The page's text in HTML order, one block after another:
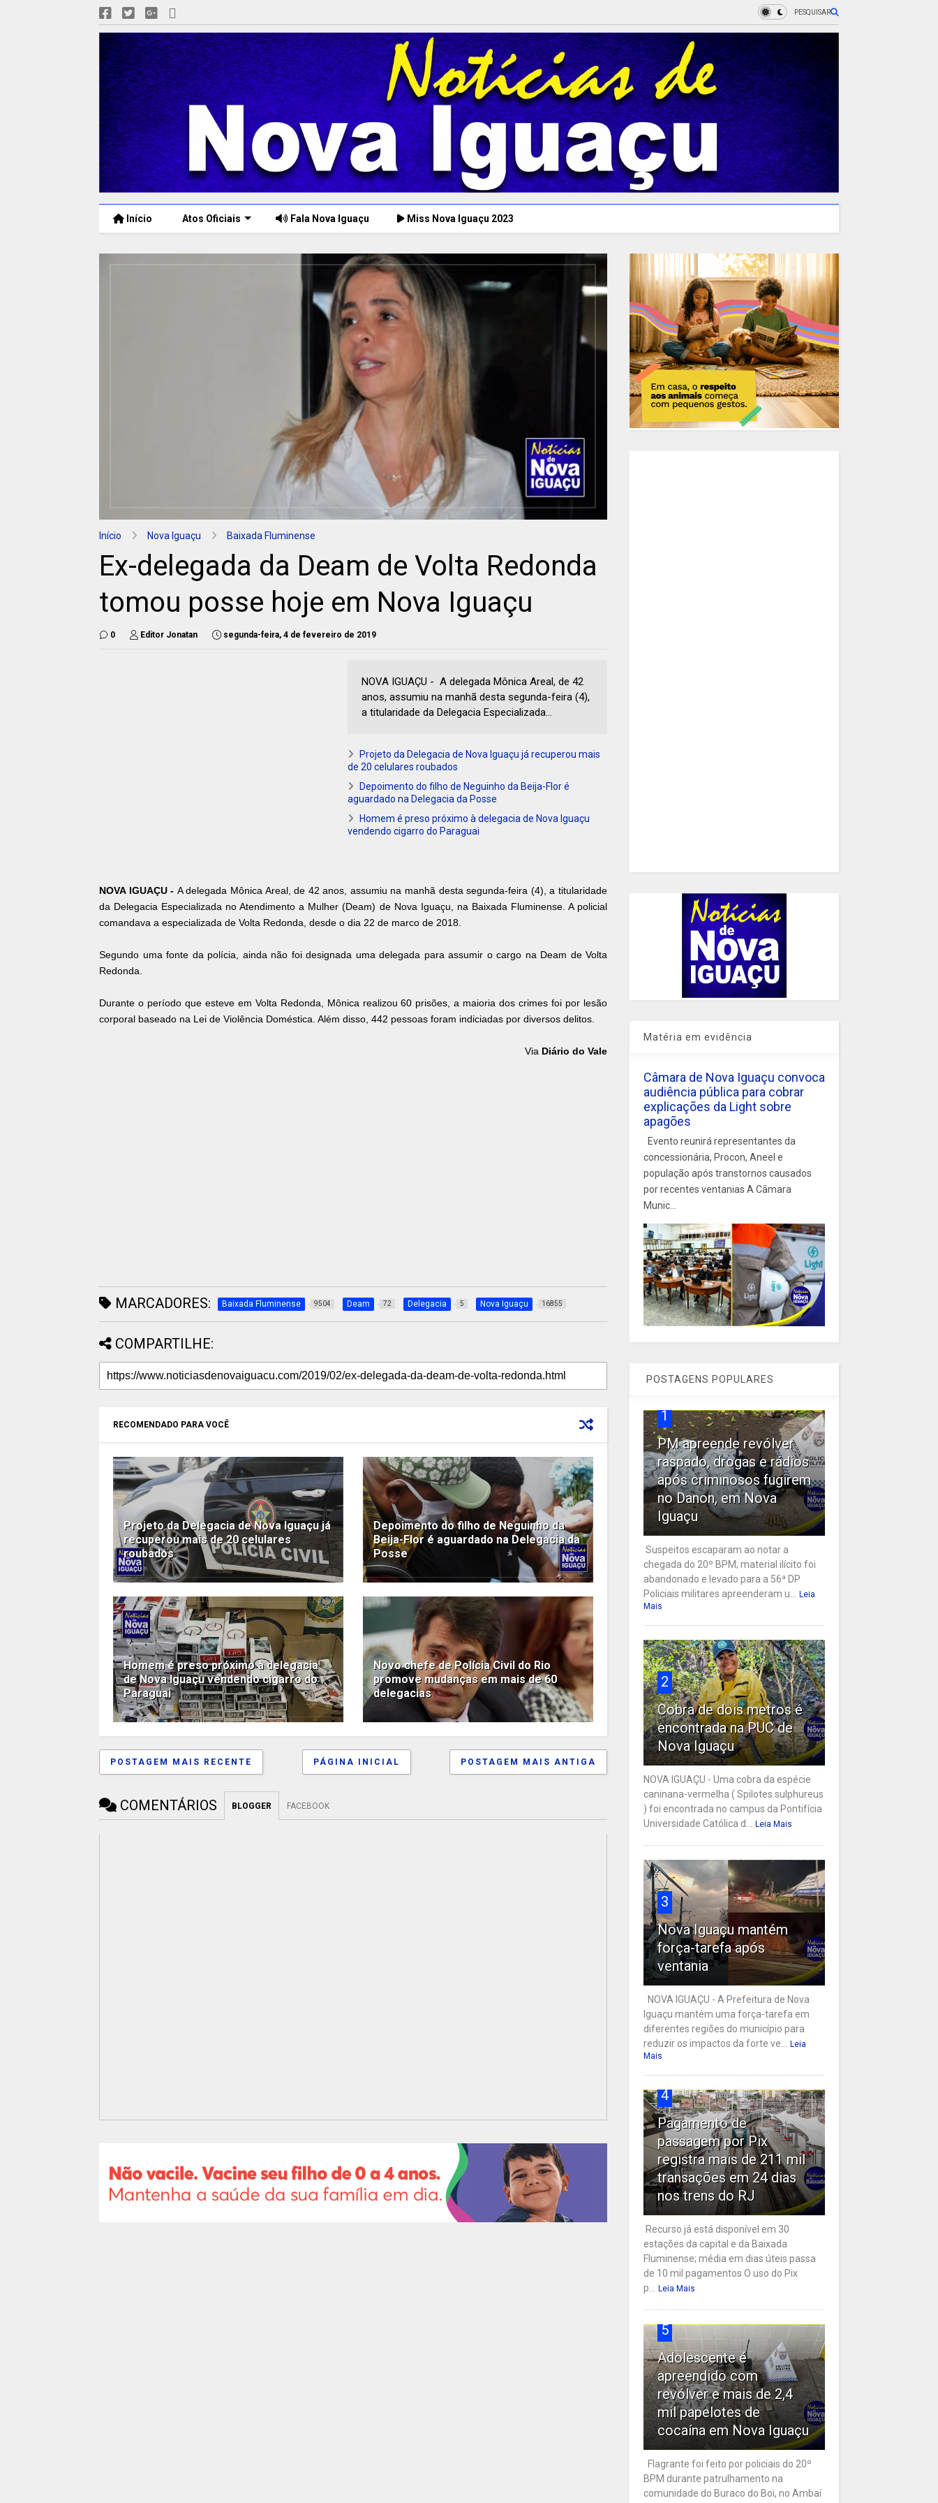
PESQUISAR
Início Atos Oficiais Fala Nova Iguaçu Miss Nova Iguaçu 2023
Início Nova Iguaçu Baixada Fluminense
Ex-delegada da Deam de Volta Redonda
tomou posse hoje em Nova Iguaçu
0 Editor Jonatan segunda-feira, 4 de fevereiro de 2019
NOVA IGUAÇU - A delegada Mônica Areal, de 42
anos, assumiu na manhã desta segunda-feira (4),
a titularidade da Delegacia Especializada...
Projeto da Delegacia de Nova Iguaçu já recuperou mais
de 20 celulares roubados
Depoimento do filho de Neguinho da Beija-Flor é
aguardado na Delegacia da Posse
Homem é preso próximo à delegacia de Nova Iguaçu
vendendo cigarro do Paraguai
NOVA IGUAÇU - A delegada Mônica Areal, de 42 anos, assumiu na manhã desta segunda-feira (4), a titularidade
da Delegacia Especializada no Atendimento a Mulher (Deam) de Nova Iguaçu, na Baixada Fluminense. A policial
comandava a especializada de Volta Redonda, desde o dia 22 de marco de 2018.
Segundo uma fonte da polícia, ainda não foi designada uma delegada para assumir o cargo na Deam de Volta
Redonda.
Durante o período que esteve em Volta Redonda, Mônica realizou 60 prisões, a maioria dos crimes foi por lesão
corporal baseado na Lei de Violência Doméstica. Além disso, 442 pessoas foram indiciadas por diversos delitos.
Via Diário do Vale
MARCADORES: Baixada Fluminense 9504 Deam 72 Delegacia 5 Nova Iguaçu 16855
COMPARTILHE:
RECOMENDADO PARA VOCÊ
Projeto da Delegacia de Nova Iguaçu já
recuperou mais de 20 celulares
roubados
Depoimento do filho de Neguinho da
Beija-Flor é aguardado na Delegacia da
Posse
Homem é preso próximo à delegacia
de Nova Iguaçu vendendo cigarro do
Paraguai
Novo chefe de Polícia Civil do Rio
promove mudanças em mais de 60
delegacias
POSTAGEM MAIS RECENTE POSTAGEM MAIS ANTIGA
PÁGINA INICIAL
COMENTÁRIOS BLOGGER FACEBOOK
Matéria em evidência
Câmara de Nova Iguaçu convoca
audiência pública para cobrar
explicações da Light sobre
apagões
Evento reunirá representantes da
concessionária, Procon, Aneel e
população após transtornos causados
por recentes ventanias A Câmara
Munic...
POSTAGENS POPULARES
1
PM apreende revólver
raspado, drogas e rádios
após criminosos fugirem
no Danon, em Nova
Iguaçu
Suspeitos escaparam ao notar a
chegada do 20º BPM; material ilícito foi
abandonado e levado para a 56ª DP
Policiais militares apreenderam u...
Leia
Mais
2
Cobra de dois metros é
encontrada na PUC de
Nova Iguaçu
NOVA IGUAÇU - Uma cobra da espécie
caninana-vermelha ( Spilotes sulphureus
) foi encontrada no campus da Pontifícia
Universidade Católica d...
Leia Mais
3
Nova Iguaçu mantém
força-tarefa após
ventania
NOVA IGUAÇU - A Prefeitura de Nova
Iguaçu mantém uma força-tarefa em
diferentes regiões do município para
reduzir os impactos da forte ve...
Leia
Mais
4
Pagamento de
passagem por Pix
registra mais de 211 mil
transações em 24 dias
nos trens do RJ
Recurso já está disponível em 30
estações da capital e da Baixada
Fluminense; média em dias úteis passa
de 10 mil pagamentos O uso do Pix
p...
Leia Mais
5
Adolescente é
apreendido com
revólver e mais de 2,4
mil papelotes de
cocaína em Nova Iguaçu
Flagrante foi feito por policiais do 20º
BPM durante patrulhamento na
comunidade do Buraco do Boi, no Ambaí